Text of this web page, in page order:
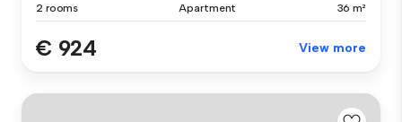
2 rooms Apartment 36 m²
€ 924 View more